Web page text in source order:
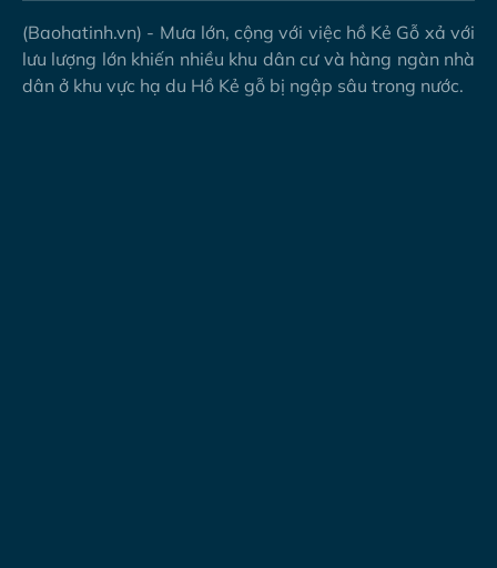
(Baohatinh.vn) - Mưa lớn, cộng với việc hồ Kẻ Gỗ xả với
lưu lượng lớn khiến nhiều khu dân cư và hàng ngàn nhà
dân ở khu vực hạ du Hồ Kẻ gỗ bị ngập sâu trong nước.